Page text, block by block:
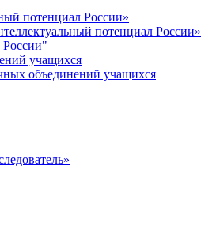
потенциал России»
потенциал России»
учащихся
объединений учащихся